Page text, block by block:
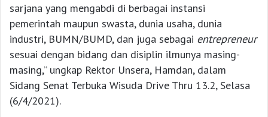
sarjana yang mengabdi di berbagai instansi
pemerintah maupun swasta, dunia usaha, dunia
industri, BUMN/BUMD, dan juga sebagai entrepreneur
sesuai dengan bidang dan disiplin ilmunya masing-
masing,” ungkap Rektor Unsera, Hamdan, dalam
Sidang Senat Terbuka Wisuda Drive Thru 13.2, Selasa
(6/4/2021).